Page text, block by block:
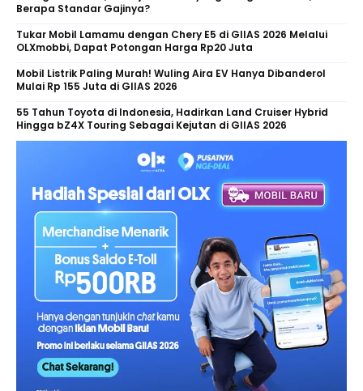
Berapa Standar Gajinya?
Tukar Mobil Lamamu dengan Chery E5 di GIIAS 2026 Melalui
OLXmobbi, Dapat Potongan Harga Rp20 Juta
Mobil Listrik Paling Murah! Wuling Aira EV Hanya Dibanderol
Mulai Rp 155 Juta di GIIAS 2026
55 Tahun Toyota di Indonesia, Hadirkan Land Cruiser Hybrid
Hingga bZ4X Touring Sebagai Kejutan di GIIAS 2026